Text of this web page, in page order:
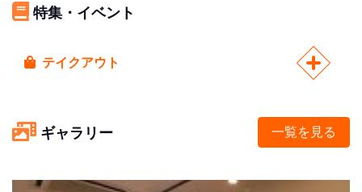
特集・イベント
テイクアウト
ギャラリー 一覧を見る